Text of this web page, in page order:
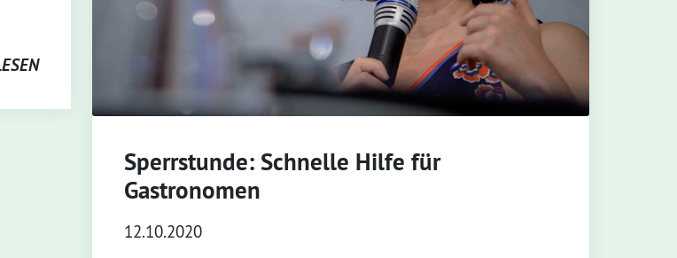
Sperrstunde: Schnelle Hilfe für
Gastronomen
12.10.2020